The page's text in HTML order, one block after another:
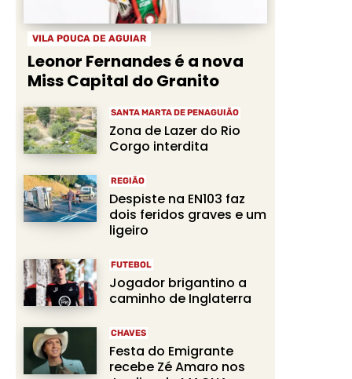
VILA POUCA DE AGUIAR
Leonor Fernandes é a nova
Miss Capital do Granito
SANTA MARTA DE PENAGUIÃO
Zona de Lazer do Rio
Corgo interdita
REGIÃO
Despiste na EN103 faz
dois feridos graves e um
ligeiro
FUTEBOL
Jogador brigantino a
caminho de Inglaterra
CHAVES
Festa do Emigrante
recebe Zé Amaro nos